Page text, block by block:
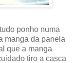
ponho numa
manga da panela
que a manga
tiro a casca